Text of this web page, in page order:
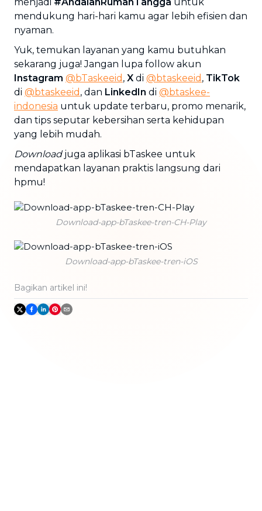
mendukung hari-hari kamu agar lebih efisien dan
nyaman.
Yuk, temukan layanan yang kamu butuhkan
sekarang juga! Jangan lupa follow akun
Instagram @bTaskeeid , X di @btaskeeid , TikTok
di @btaskeeid , dan LinkedIn di @btaskee-
indonesia untuk update terbaru, promo menarik,
dan tips seputar kebersihan serta kehidupan
yang lebih mudah.
Downloadjuga aplikasi bTaskee untuk
mendapatkan layanan praktis langsung dari
hpmu!
Download-app-bTaskee-tren-CH-Play
Download-app-bTaskee-tren-iOS
Bagikan artikel ini!